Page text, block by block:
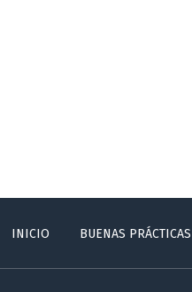
INICIO BUENAS PRÁCTICAS